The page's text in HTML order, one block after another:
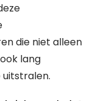
die niet alleen
lang